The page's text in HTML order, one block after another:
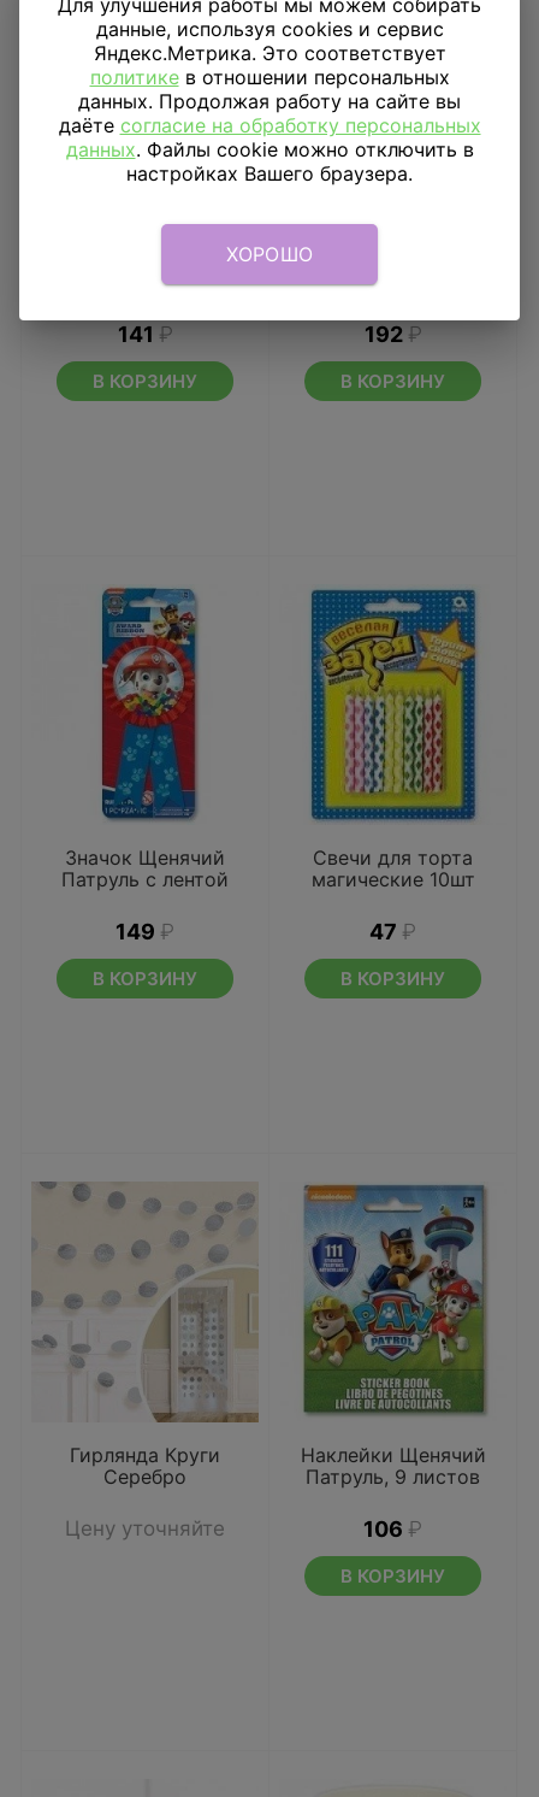
Язык-гудок Маша и
Медведь, 6 штук
141 ₽
В КОРЗИНУ
Мыльные пузыри
Щенячий Патруль, 50
192 ₽
В КОРЗИНУ
Значок Щенячий
Патруль с лентой
149 ₽
В КОРЗИНУ
Свечи для торта
магические 10шт
47 ₽
В КОРЗИНУ
Гирлянда Круги
Серебро
Цену уточняйте
Наклейки Щенячий
Патруль, 9 листов
106 ₽
В КОРЗИНУ
данные, используя cookies и сервис
Яндекс.Метрика. Это соответствует
политикев отношении персональных
данных. Продолжая работу на сайте вы
даёте согласие на обработку персональных
данных. Файлы cookie можно отключить в
настройках Вашего браузера.
ХОРОШО